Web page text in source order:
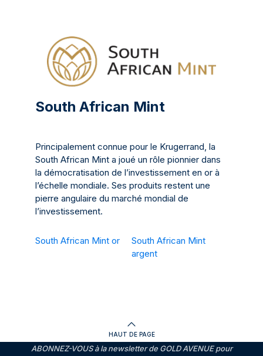
South African Mint
Principalement connue pour le Krugerrand, la
South African Mint a joué un rôle pionnier dans
la démocratisation de l’investissement en or à
l’échelle mondiale. Ses produits restent une
pierre angulaire du marché mondial de
l’investissement.
South African Mint or
South African Mint
argent
HAUT DE PAGE
ABONNEZ-VOUS à la newsletter de GOLD AVENUE pour